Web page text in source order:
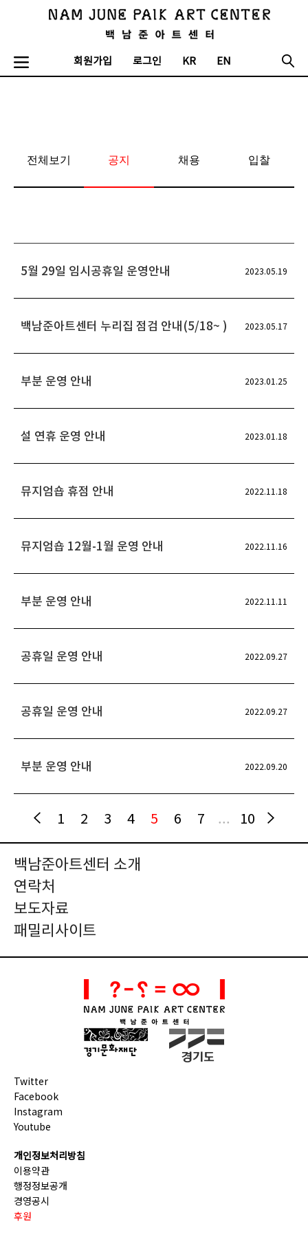
회원가입 로그인 KR EN
전체보기 공지 채용 입찰
5월 29일 임시공휴일 운영안내 2023.05.19
백남준아트센터 누리집 점검 안내(5/18~ ) 2023.05.17
부분 운영 안내 2023.01.25
설 연휴 운영 안내 2023.01.18
뮤지엄숍 휴점 안내 2022.11.18
뮤지엄숍 12월-1월 운영 안내 2022.11.16
부분 운영 안내 2022.11.11
공휴일 운영 안내 2022.09.27
공휴일 운영 안내 2022.09.27
부분 운영 안내 2022.09.20
1 2 3 4 5 6 7 ... 10
백남준아트센터 소개
연락처
보도자료
패밀리사이트
Twitter
Facebook
Instagram
Youtube
개인정보처리방침
이용약관
행정정보공개
경영공시
후원